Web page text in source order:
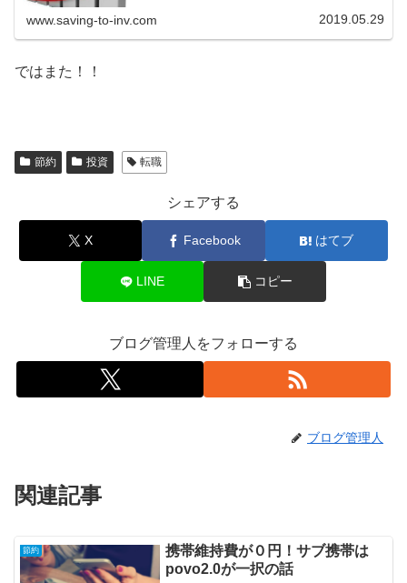
www.saving-to-inv.com 2019.05.29
ではまた！！
節約 投資 転職
シェアする
X Facebook はてブ
LINE コピー
ブログ管理人をフォローする
ブログ管理人
関連記事
節約
携帯維持費が０円！サブ携帯は
povo2.0が一択の話